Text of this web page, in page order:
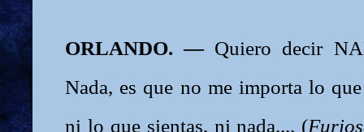
ORLANDO. — Quiero decir
Nada, es que no me importa lo que
ni lo que sientas, ni nada.... (